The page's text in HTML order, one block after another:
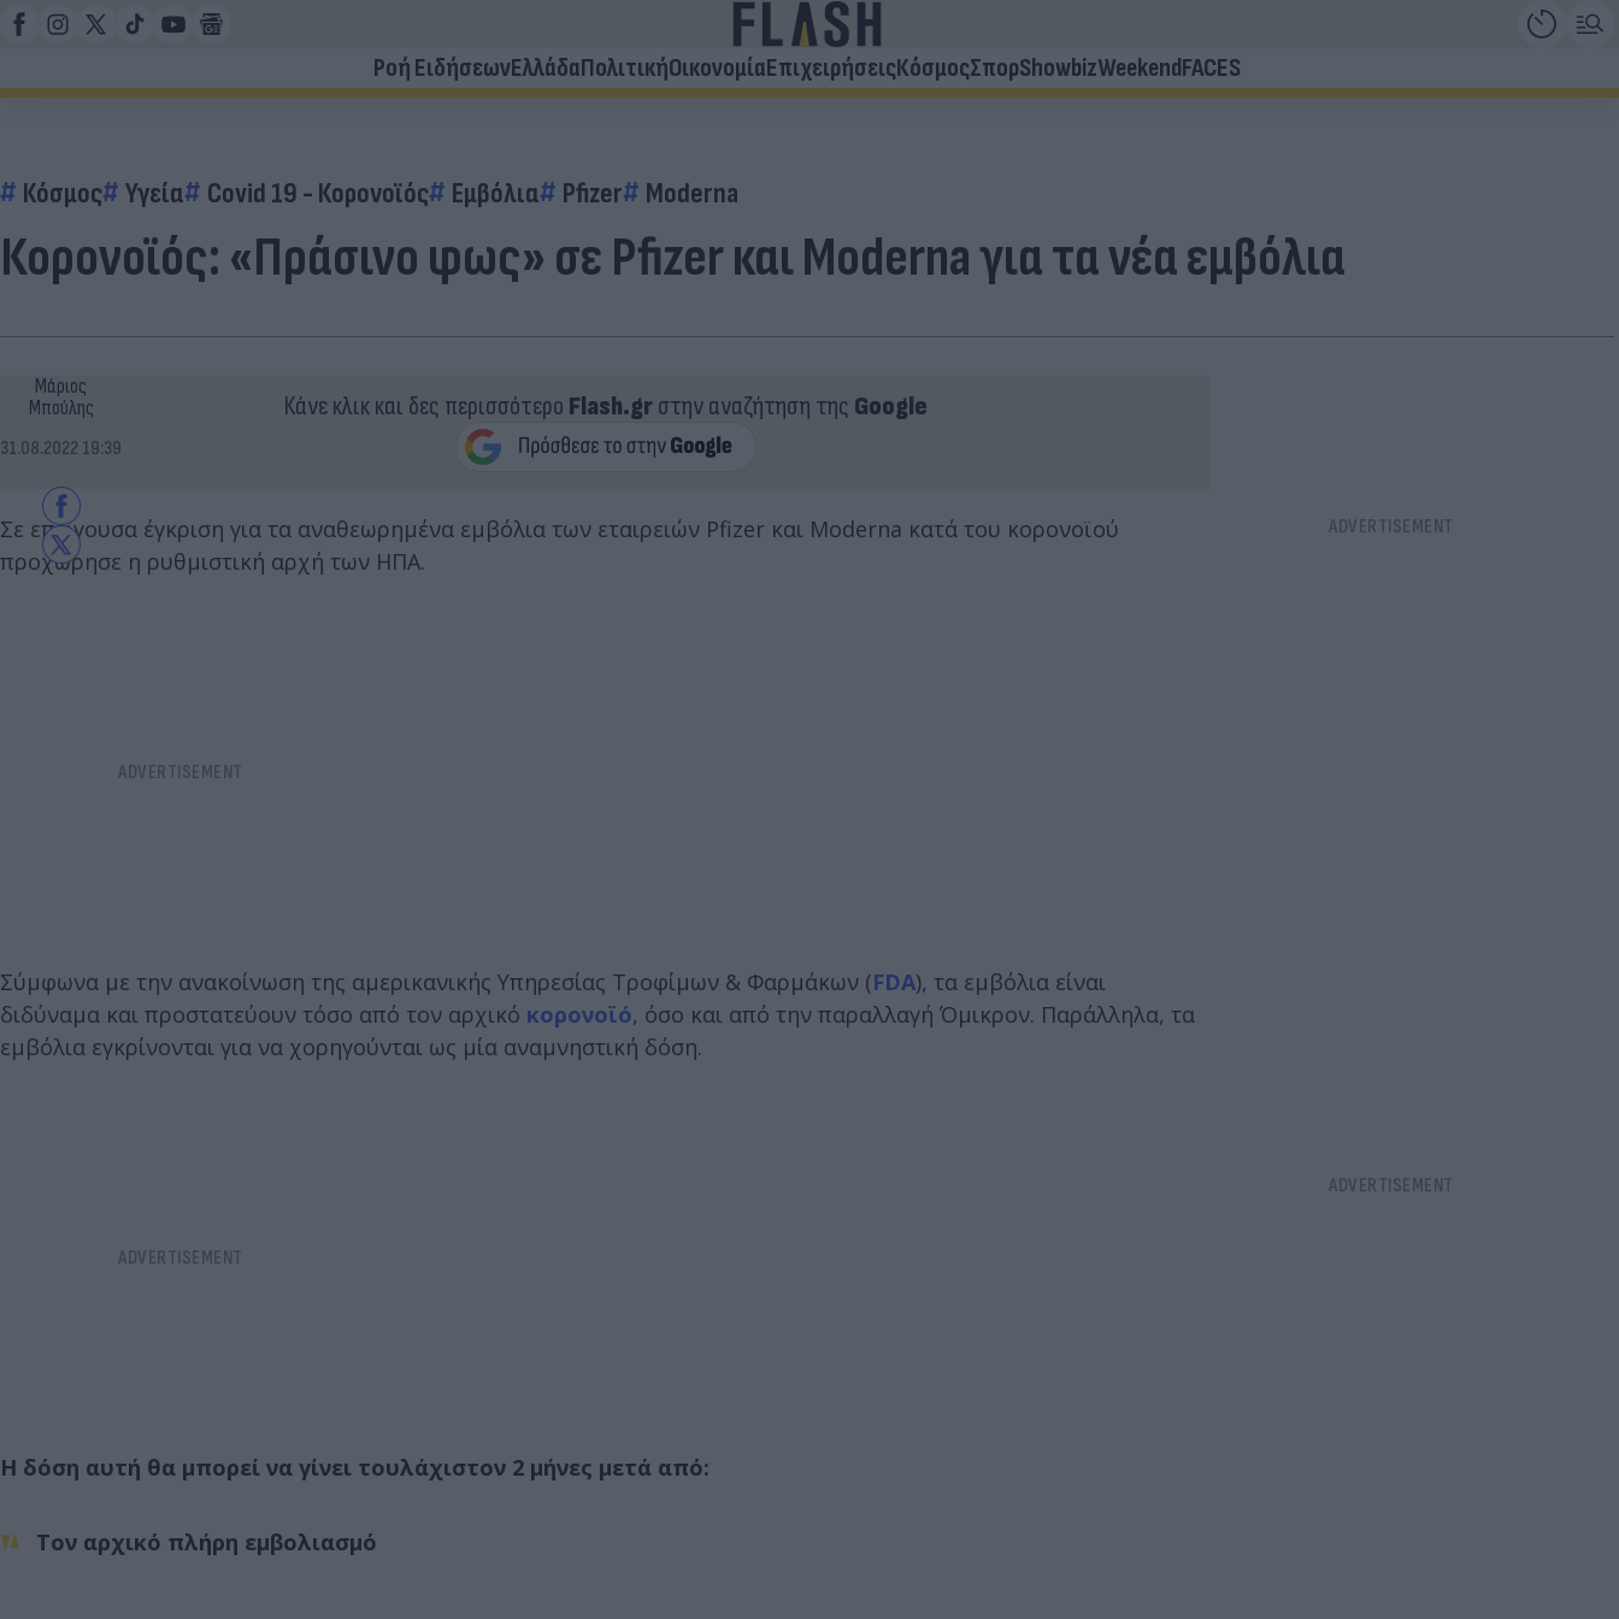
Ροή ΕιδήσεωνΕλλάδαΠολιτικήΟικονομίαΕπιχειρήσειςΚόσμοςΣπορShowbizWeekendFACES
Κόσμος Υγεία Covid 19 - Κορονοϊός Εμβόλια Pfizer Moderna
Κορονοϊός: «Πράσινο φως» σε Pfizer και Moderna για τα νέα εμβόλια
Μάριος
Μπούλης
31.08.2022 19:39
Κάνε κλικ και δες περισσότερο Flash.grστην αναζήτηση της Google
Σε επείγουσα έγκριση για τα αναθεωρημένα εμβόλια των εταιρειών Pfizer και Moderna κατά του κορονοϊού
προχώρησε η ρυθμιστική αρχή των ΗΠΑ.
Σύμφωνα με την ανακοίνωση της αμερικανικής Υπηρεσίας Τροφίμων & Φαρμάκων (FDΑ), τα εμβόλια είναι
διδύναμα και προστατεύουν τόσο από τον αρχικό κορoνοϊό, όσο και από την παραλλαγή Όμικρον. Παράλληλα, τα
εμβόλια εγκρίνονται για να χορηγούνται ως μία αναμνηστική δόση.
Η δόση αυτή θα μπορεί να γίνει τουλάχιστον 2 μήνες μετά από:
Τον αρχικό πλήρη εμβολιασμό